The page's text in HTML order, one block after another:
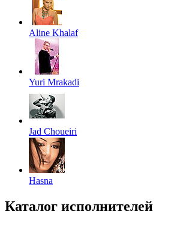
Aline Khalaf
Yuri Mrakadi
Jad Choueiri
Hasna
Каталог исполнителей